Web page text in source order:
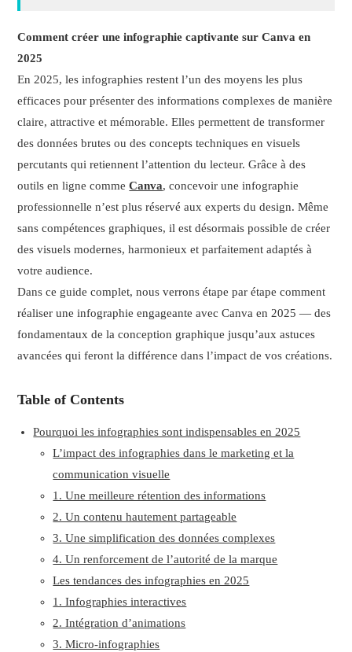
Comment créer une infographie captivante sur Canva en
2025
En 2025, les infographies restent l’un des moyens les plus
efficaces pour présenter des informations complexes de manière
claire, attractive et mémorable. Elles permettent de transformer
des données brutes ou des concepts techniques en visuels
percutants qui retiennent l’attention du lecteur. Grâce à des
outils en ligne commeCanva, concevoir une infographie
professionnelle n’est plus réservé aux experts du design. Même
sans compétences graphiques, il est désormais possible de créer
des visuels modernes, harmonieux et parfaitement adaptés à
votre audience.
Dans ce guide complet, nous verrons étape par étape comment
réaliser une infographie engageante avec Canva en 2025 — des
fondamentaux de la conception graphique jusqu’aux astuces
avancées qui feront la différence dans l’impact de vos créations.
Table of Contents
Pourquoi les infographies sont indispensables en 2025
L’impact des infographies dans le marketing et la
communication visuelle
1. Une meilleure rétention des informations
2. Un contenu hautement partageable
3. Une simplification des données complexes
4. Un renforcement de l’autorité de la marque
Les tendances des infographies en 2025
1. Infographies interactives
2. Intégration d’animations
3. Micro-infographies